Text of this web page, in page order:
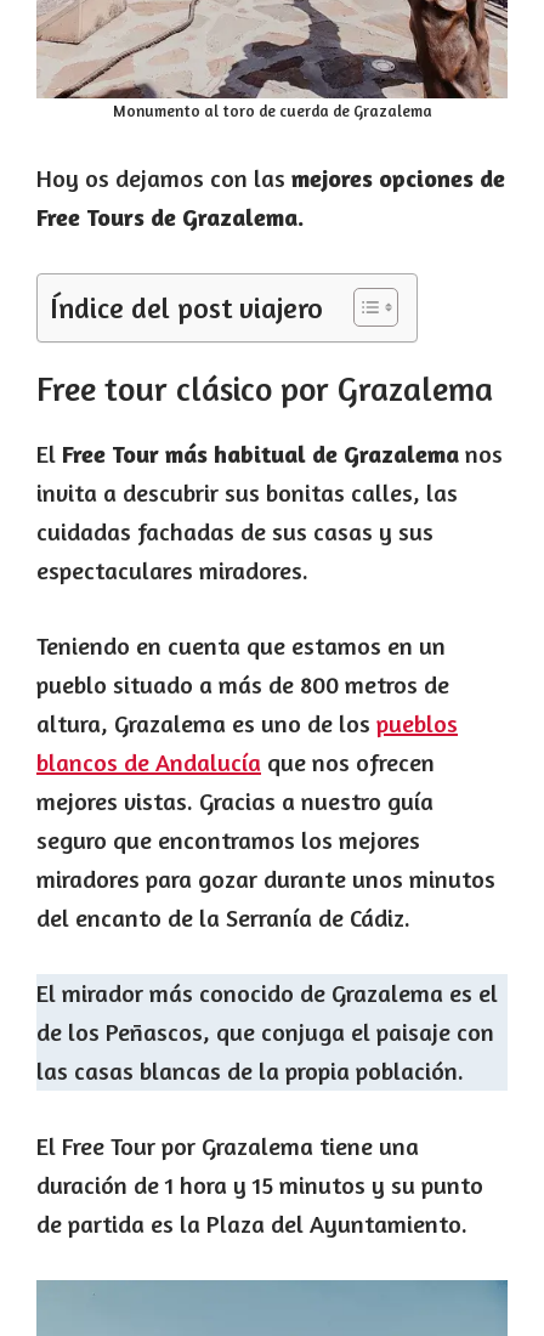
Monumento al toro de cuerda de Grazalema
Hoy os dejamos con las mejores opciones de
Free Tours de Grazalema.
Índice del post viajero
Free tour clásico por Grazalema
El Free Tour más habitual de Grazalema nos
invita a descubrir sus bonitas calles, las
cuidadas fachadas de sus casas y sus
espectaculares miradores.
Teniendo en cuenta que estamos en un
pueblo situado a más de 800 metros de
altura, Grazalema es uno de los pueblos
blancos de Andalucía que nos ofrecen
mejores vistas. Gracias a nuestro guía
seguro que encontramos los mejores
miradores para gozar durante unos minutos
del encanto de la Serranía de Cádiz.
El mirador más conocido de Grazalema es el
de los Peñascos, que conjuga el paisaje con
las casas blancas de la propia población.
El Free Tour por Grazalema tiene una
duración de 1 hora y 15 minutos y su punto
de partida es la Plaza del Ayuntamiento.